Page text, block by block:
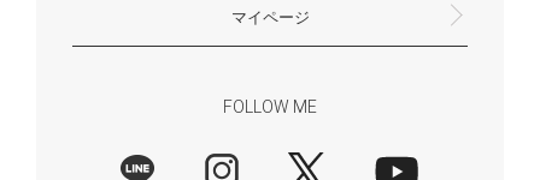
大阪府大阪市淀川区十八条3-9-35
電話番号：06-6868-9671
※お電話でのお問合せ受付は行っておりません
メール：support@hayni.jp
お問い合わせはこちらからお願いいたします
営業時間：10：00～15：00（金曜日は14：00ま
定休日： 土・日・祝祭日
※土日祝祭日はお休みをいただきます。
メールの返信は翌営業日となりますので、ご了承
マイページ
FOLLOW ME